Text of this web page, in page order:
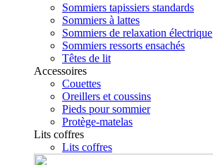
Sommiers tapissiers standards
Sommiers à lattes
Sommiers de relaxation électrique
Sommiers ressorts ensachés
Têtes de lit
Accessoires
Couettes
Oreillers et coussins
Pieds pour sommier
Protège-matelas
Lits coffres
Lits coffres